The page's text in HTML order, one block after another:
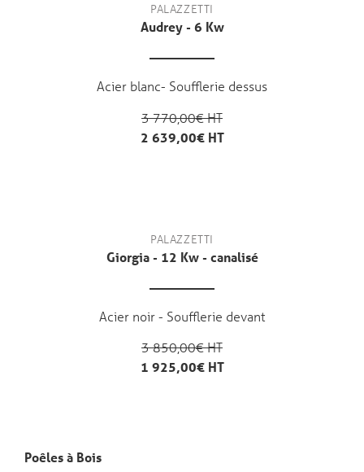
PALAZZETTI
Audrey - 6 Kw
Acier blanc- Soufflerie dessus
3 770,00€ HT
2 639,00€ HT
PALAZZETTI
Giorgia - 12 Kw - canalisé
Acier noir - Soufflerie devant
3 850,00€ HT
1 925,00€ HT
Poêles à Bois